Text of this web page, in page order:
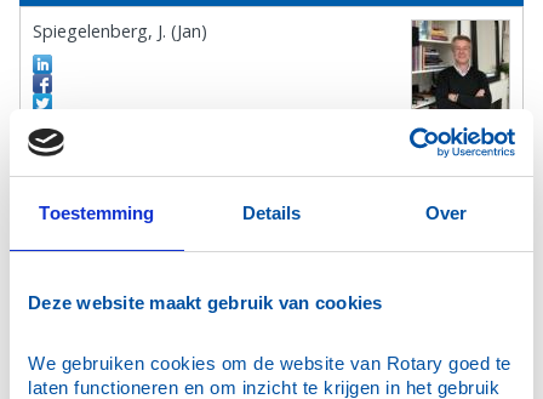
Toestemming Details Over
Deze website maakt gebruik van cookies
We gebruiken cookies om de website van Rotary goed te
laten functioneren en om inzicht te krijgen in het gebruik
Spiegelenberg, J. (Jan)
Commissies:
Aanholt, P.C.Th. van (Peter)